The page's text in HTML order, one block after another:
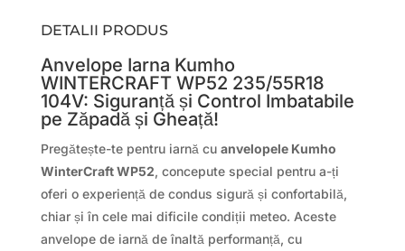
DETALII PRODUS
Anvelope Iarna Kumho
WINTERCRAFT WP52 235/55R18
104V: Siguranță și Control Imbatabile
pe Zăpadă și Gheață!
Pregătește-te pentru iarnă cu anvelopele Kumho
WinterCraft WP52, concepute special pentru a-ți
oferi o experiență de condus sigură și confortabilă,
chiar și în cele mai dificile condiții meteo. Aceste
anvelope de iarnă de înaltă performanță, cu